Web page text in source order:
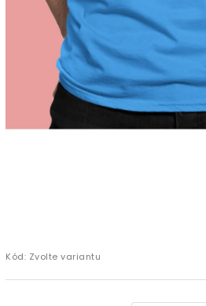
Kód: Zvolte variantu